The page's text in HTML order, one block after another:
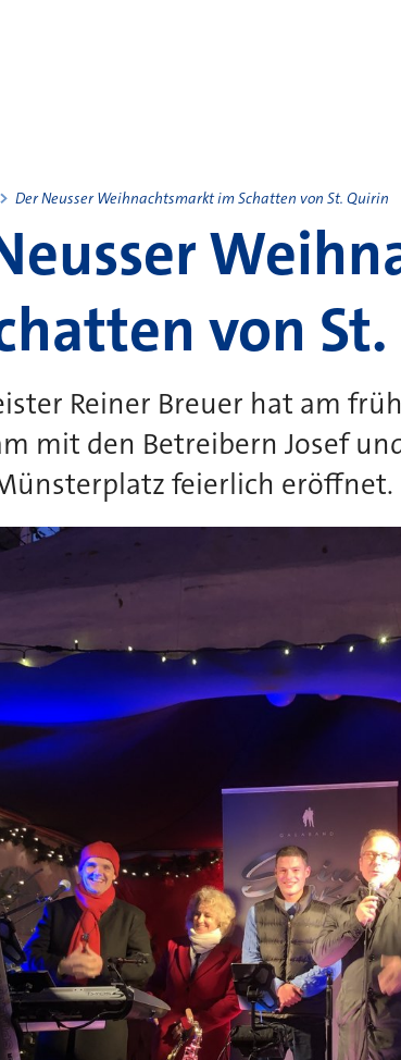
Der Neusser Weihnachtsmarkt im Schatten von St. Quirin
von
Reiner Breuer hat am
mit den Betreibern Josef
feierlich eröffnet.